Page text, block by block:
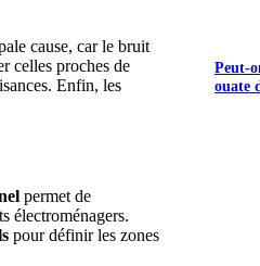
cause, car le bruit
celles proches de
Enfin, les
permet de
électroménagers.
pour définir les zones
Peut-
ouate